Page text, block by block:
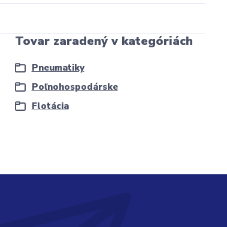
Tovar zaradený v kategóriách
Pneumatiky
Poľnohospodárske
Flotácia